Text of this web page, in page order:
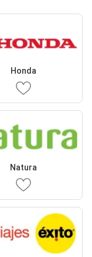
Honda
Natura